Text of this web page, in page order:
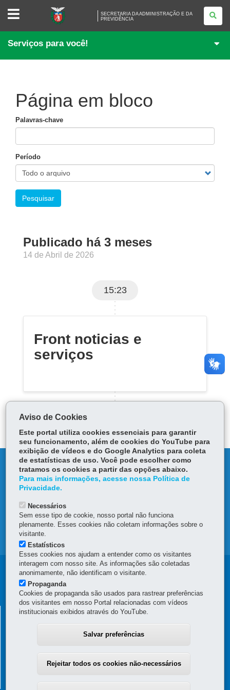
SECRETARIA
ADMINISTRAÇÃO
E
DA
PREVIDÊNCIA
SECRETARIA DA ADMINISTRAÇÃO E DA
PREVIDÊNCIA
Serviços para você!
Página em bloco
Palavras-chave
Período
Pesquisar
Publicado há 3 meses
14 de Abril de 2026
15:23
Front noticias e
serviços
MAPA DO SITE
DENUNCIE CORRUPÇÃO
OUVIDORIA
Navegação
Principal
SEAP
SECRETARIA DE ESTADO DA ADMINISTRAÇÃO E DA
PREVIDÊNCIA
Palácio das Araucárias
(41) 3313-6000 / 6264 - Horário de atendimento: 8h30 a 12h e 13h30 a
Aviso de Cookies
Este portal utiliza cookies essenciais para garantir
seu funcionamento, além de cookies do YouTube para
exibição de vídeos e do Google Analytics para coleta
de estatísticas de uso. Você pode escolher como
tratamos os cookies a partir das opções abaixo.
Para mais informações, acesse nossa Política de
Privacidade.
Necessários
Sem esse tipo de cookie, nosso portal não funciona
plenamente. Esses cookies não coletam informações sobre o
visitante.
Estatísticos
Esses cookies nos ajudam a entender como os visitantes
interagem com nosso site. As informações são coletadas
anonimamente, não identificam o visitante.
Propaganda
Cookies de propaganda são usados para rastrear preferências
dos visitantes em nosso Portal relacionadas com vídeos
institucionais exibidos através do YouTube.
Salvar preferências
Rejeitar todos os cookies não-necessários